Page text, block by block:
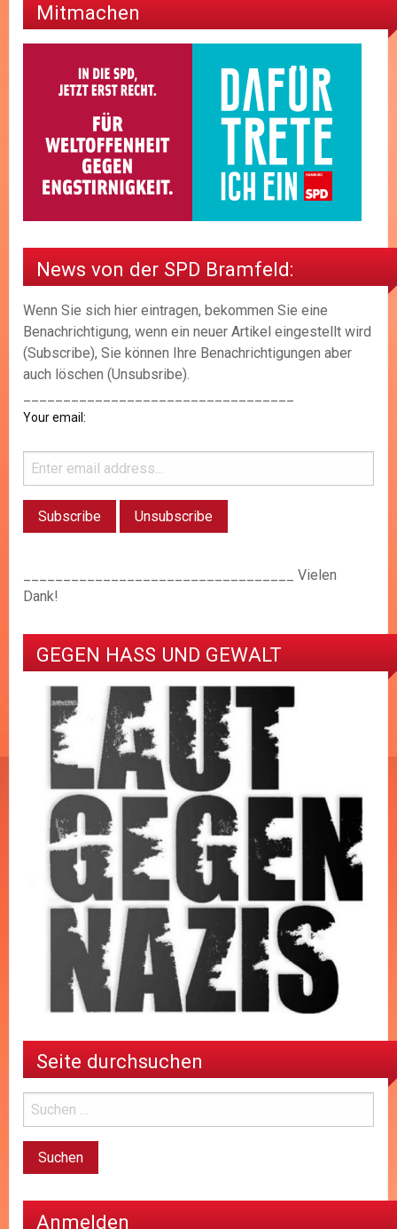
Mitmachen
News von der SPD Bramfeld:
Wenn Sie sich hier eintragen, bekommen Sie eine
Benachrichtigung, wenn ein neuer Artikel eingestellt wird
(Subscribe), Sie können Ihre Benachrichtigungen aber
auch löschen (Unsubsribe).
Your email:
__________________________________ Vielen
Dank!
GEGEN HASS UND GEWALT
Seite durchsuchen
Anmelden